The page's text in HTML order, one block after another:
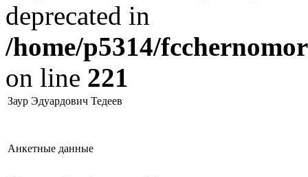
deprecated in
/home/p5314/
on line 221
Заур Эдуардович Тедеев
Анкетные данные